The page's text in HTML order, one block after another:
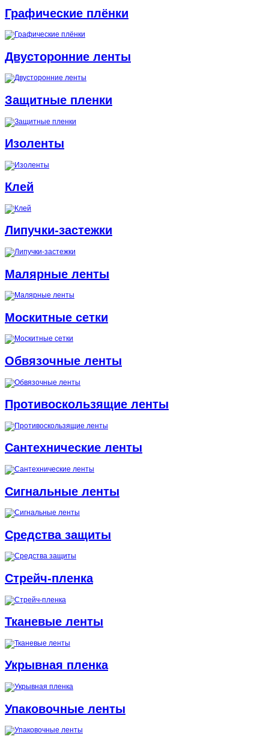
Графические плёнки
Двусторонние ленты
Защитные пленки
Изоленты
Клей
Липучки-застежки
Малярные ленты
Москитные сетки
Обвязочные ленты
Противоскользящие ленты
Сантехнические ленты
Сигнальные ленты
Средства защиты
Стрейч-плeнка
Тканевые ленты
Укрывная пленка
Упаковочные ленты